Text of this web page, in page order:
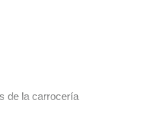
de la carrocería